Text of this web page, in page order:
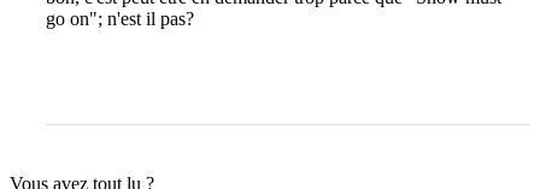
go on"; n'est il pas?
Vous avez tout lu ?